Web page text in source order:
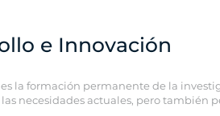
e Innovación
la formación permanente de la
necesidades actuales, pero también